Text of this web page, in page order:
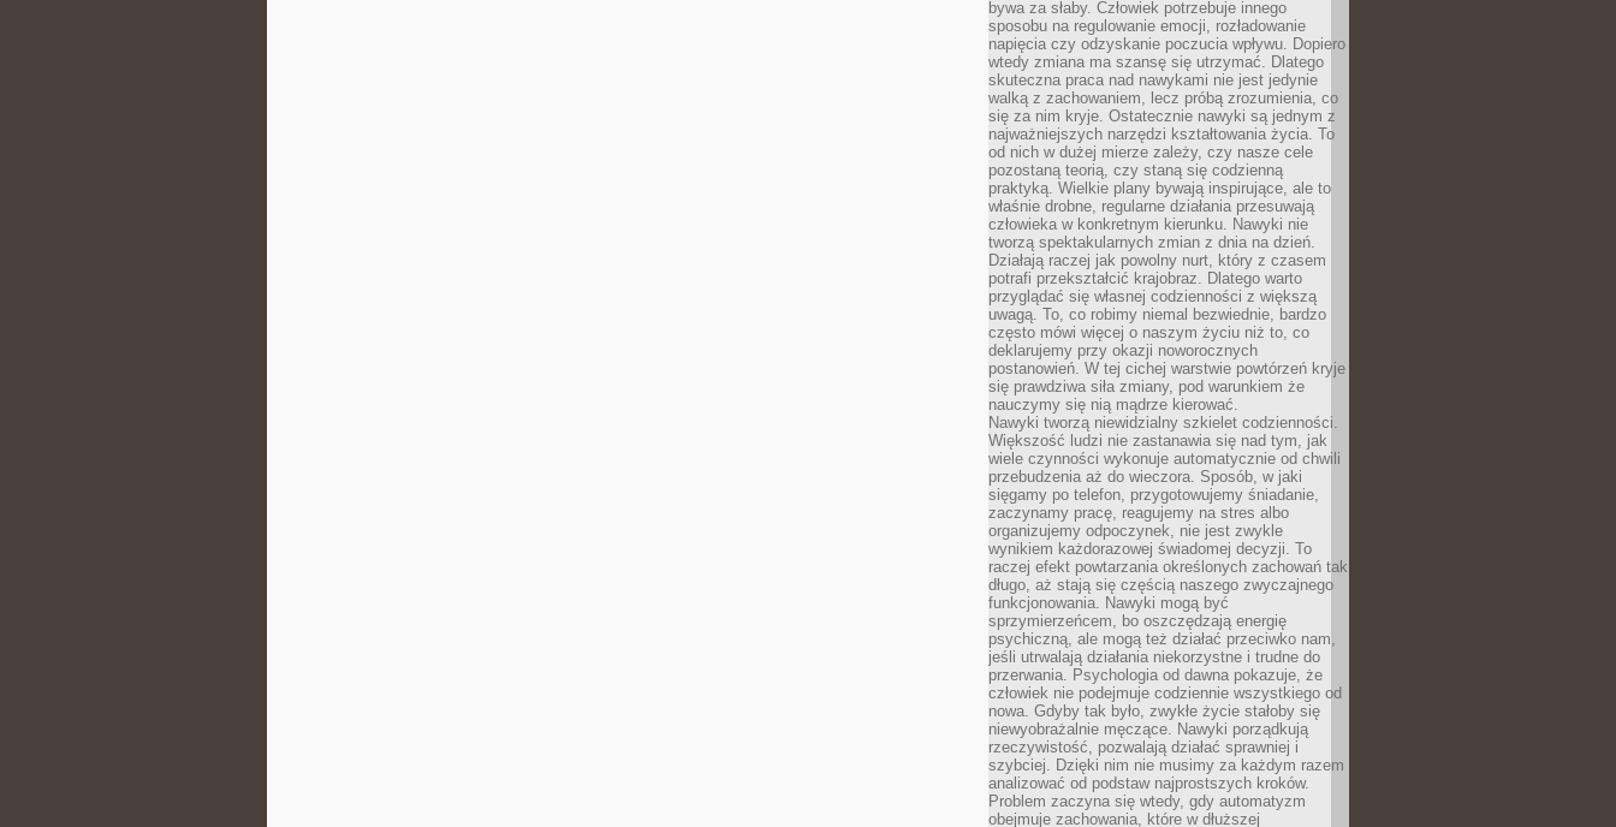
bywa za słaby. Człowiek potrzebuje innego
sposobu na regulowanie emocji, rozładowanie
napięcia czy odzyskanie poczucia wpływu. Dopiero
wtedy zmiana ma szansę się utrzymać. Dlatego
skuteczna praca nad nawykami nie jest jedynie
walką z zachowaniem, lecz próbą zrozumienia, co
się za nim kryje. Ostatecznie nawyki są jednym z
najważniejszych narzędzi kształtowania życia. To
od nich w dużej mierze zależy, czy nasze cele
pozostaną teorią, czy staną się codzienną
praktyką. Wielkie plany bywają inspirujące, ale to
właśnie drobne, regularne działania przesuwają
człowieka w konkretnym kierunku. Nawyki nie
tworzą spektakularnych zmian z dnia na dzień.
Działają raczej jak powolny nurt, który z czasem
potrafi przekształcić krajobraz. Dlatego warto
przyglądać się własnej codzienności z większą
uwagą. To, co robimy niemal bezwiednie, bardzo
często mówi więcej o naszym życiu niż to, co
deklarujemy przy okazji noworocznych
postanowień. W tej cichej warstwie powtórzeń kryje
się prawdziwa siła zmiany, pod warunkiem że
nauczymy się nią mądrze kierować.
Nawyki tworzą niewidzialny szkielet codzienności.
Większość ludzi nie zastanawia się nad tym, jak
wiele czynności wykonuje automatycznie od chwili
przebudzenia aż do wieczora. Sposób, w jaki
sięgamy po telefon, przygotowujemy śniadanie,
zaczynamy pracę, reagujemy na stres albo
organizujemy odpoczynek, nie jest zwykle
wynikiem każdorazowej świadomej decyzji. To
raczej efekt powtarzania określonych zachowań tak
długo, aż stają się częścią naszego zwyczajnego
funkcjonowania. Nawyki mogą być
sprzymierzeńcem, bo oszczędzają energię
psychiczną, ale mogą też działać przeciwko nam,
jeśli utrwalają działania niekorzystne i trudne do
przerwania. Psychologia od dawna pokazuje, że
człowiek nie podejmuje codziennie wszystkiego od
nowa. Gdyby tak było, zwykłe życie stałoby się
niewyobrażalnie męczące. Nawyki porządkują
rzeczywistość, pozwalają działać sprawniej i
szybciej. Dzięki nim nie musimy za każdym razem
analizować od podstaw najprostszych kroków.
Problem zaczyna się wtedy, gdy automatyzm
obejmuje zachowania, które w dłuższej